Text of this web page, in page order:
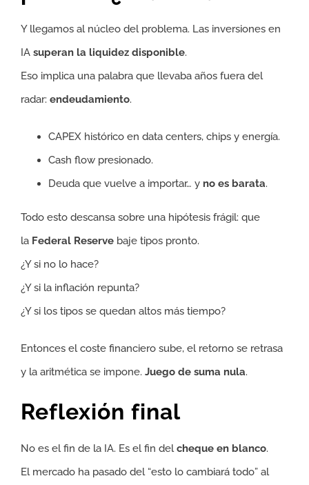
Y llegamos al núcleo del problema. Las inversiones en
IA superan la liquidez disponible.
Eso implica una palabra que llevaba años fuera del
radar: endeudamiento.
CAPEX histórico en data centers, chips y energía.
Cash flow presionado.
Deuda que vuelve a importar… y no es barata.
Todo esto descansa sobre una hipótesis frágil: que
la Federal Reserve baje tipos pronto.
¿Y si no lo hace?
¿Y si la inflación repunta?
¿Y si los tipos se quedan altos más tiempo?
Entonces el coste financiero sube, el retorno se retrasa
y la aritmética se impone. Juego de suma nula.
Reflexión final
No es el fin de la IA. Es el fin delcheque en blanco.
El mercado ha pasado del “esto lo cambiará todo” al